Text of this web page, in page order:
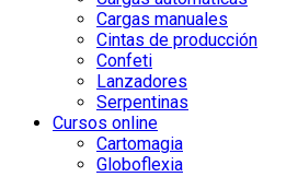
Cargas manuales
Cintas de producción
Confeti
Lanzadores
Serpentinas
Cursos online
Cartomagia
Globoflexia